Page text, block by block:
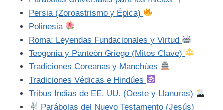
Persia (Zoroastrismo y Épica)
Polinesia
Roma: Leyendas Fundacionales y Virtud
Teogonía y Panteón Griego (Mitos Clave)
Tradiciones Coreanas y Manchúes
Tradiciones Védicas e Hindúes
Tribus Indias de EE. UU. (Oeste y Llanuras)
Parábolas del Nuevo Testamento (Jesús)